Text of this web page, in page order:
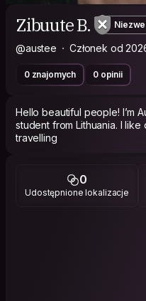
Zibuute B.
@austee Członek od
0 znajomych 0 opinii
Hello beautiful people! I’m
student from Lithuania. I
travelling
0
Udostępnione lokalizacje